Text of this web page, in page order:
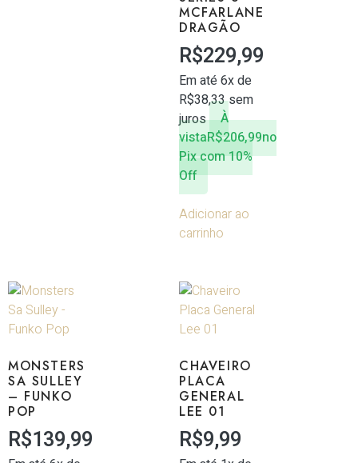
MCFARLANE
DRAGÃO
R$229,99
Em até 6x de
R$38,33sem
juros
À
vistaR$206,99no
Pix com 10%
Off
Adicionar ao
carrinho
MONSTERS
SA SULLEY
– FUNKO
POP
R$139,99
CHAVEIRO
PLACA
GENERAL
LEE 01
R$9,99